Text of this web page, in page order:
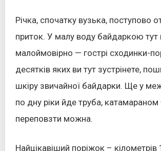
Річка, спочатку вузька, поступово
приток. У малу воду байдаркою тут
малоймовірно — гострі сходинки-
десятків яких ви тут зустрінете,
шкіру звичайної байдарки. Ще у
по дну ріки йде труба, катамараном
переповзти можна.
Найцікавіший поріжок – кілометрів